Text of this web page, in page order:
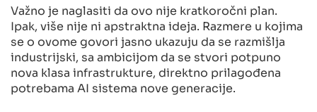
Važno je naglasiti da ovo nije kratkoročni plan.
Ipak, više nije ni apstraktna ideja. Razmere u kojima
se o ovome govori jasno ukazuju da se razmišlja
industrijski, sa ambicijom da se stvori potpuno
nova klasa infrastrukture, direktno prilagođena
potrebama AI sistema nove generacije.